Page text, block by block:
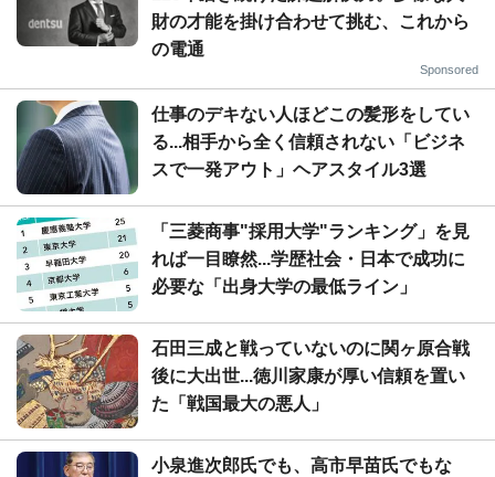
財の才能を掛け合わせて挑む、これから
の電通
Sponsored
仕事のデキない人ほどこの髪形をしてい
る...相手から全く信頼されない「ビジネ
スで一発アウト」ヘアスタイル3選
「三菱商事"採用大学"ランキング」を見
れば一目瞭然...学歴社会・日本で成功に
必要な「出身大学の最低ライン」
石田三成と戦っていないのに関ヶ原合戦
後に大出世...徳川家康が厚い信頼を置い
た「戦国最大の悪人」
小泉進次郎氏でも、高市早苗氏でもな